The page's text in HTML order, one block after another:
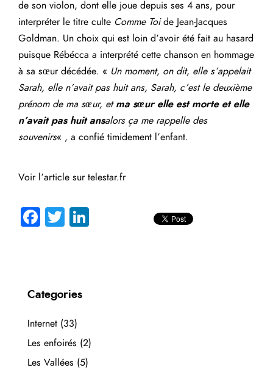
de son violon, dont elle joue depuis ses 4 ans, pour
interpréter le titre culte Comme Toide Jean-Jacques
Goldman. Un choix qui est loin d’avoir été fait au hasard
puisque Rébécca a interprété cette chanson en hommage
à sa sœur décédée. « Un moment, on dit, elle s’appelait
Sarah, elle n’avait pas huit ans, Sarah, c’est le deuxième
prénom de ma sœur, et ma sœur elle est morte et elle
n’avait pas huit ansalors ça me rappelle des
souvenirs« , a confié timidement l’enfant.
Voir l’article sur telestar.fr
Fa
ok
T
Categories
Internet (33)
Les enfoirés (2)
Les Vallées (5)